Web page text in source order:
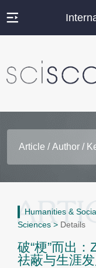
Humanities &
Sciences > Details
破“梗”而出
祛蔽与生涯